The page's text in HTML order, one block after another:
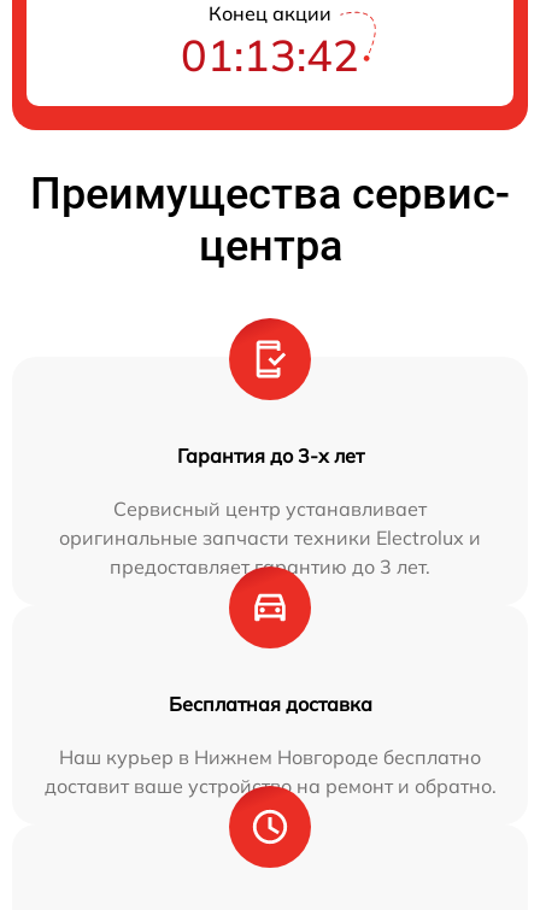
Конец акции
01:13:41
Преимущества сервис-
центра
Гарантия до 3-х лет
Сервисный центр устанавливает
оригинальные запчасти техники Electrolux и
предоставляет гарантию до 3 лет.
Бесплатная доставка
Наш курьер в Нижнем Новгороде бесплатно
доставит ваше устройство на ремонт и обратно.